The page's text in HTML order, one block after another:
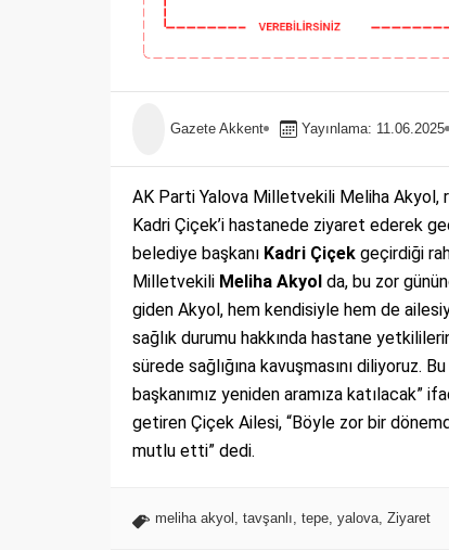
Gazete Akkent Yayınlama: 11.06.2025
AK Parti Yalova Milletvekili Meliha Akyol,
Kadri Çiçek’i hastanede ziyaret ederek
belediye başkanı Kadri Çiçek geçirdiği
Milletvekili Meliha Akyol da, bu zor
giden Akyol, hem kendisiyle hem de
sağlık durumu hakkında hastane
sürede sağlığına kavuşmasını diliyoruz.
başkanımız yeniden aramıza katılacak”
getiren Çiçek Ailesi, “Böyle zor bir
mutlu etti” dedi.
meliha akyol tavşanlı tepe yalova Ziyaret